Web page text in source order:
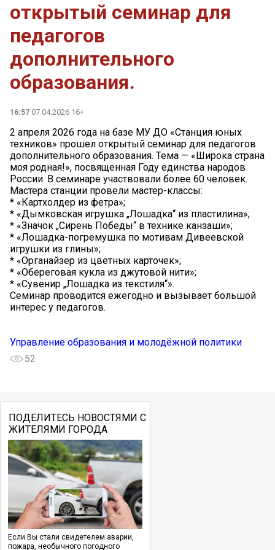
открытый семинар для
педагогов
дополнительного
образования.
16:57 07.04.2026 16+
2 апреля 2026 года на базе МУ ДО «Станция юных
техников» прошел открытый семинар для педагогов
дополнительного образования. Тема — «Широка страна
моя родная!», посвященная Году единства народов
России. В семинаре участвовали более 60 человек.
Мастера станции провели мастер-классы:
* «Картхолдер из фетра»;
* «Дымковская игрушка „Лошадка“ из пластилина»;
* «Значок „Сирень Победы“ в технике канзаши»;
* «Лошадка-погремушка по мотивам Дивеевской
игрушки из глины»;
* «Органайзер из цветных карточек»;
* «Обереговая кукла из джутовой нити»;
* «Сувенир „Лошадка из текстиля“».
Семинар проводится ежегодно и вызывает большой
интерес у педагогов.
Управление образования и молодёжной политики
52
ПОДЕЛИТЕСЬ НОВОСТЯМИ С
ЖИТЕЛЯМИ ГОРОДА
Если Вы стали свидетелем аварии,
пожара, необычного погодного